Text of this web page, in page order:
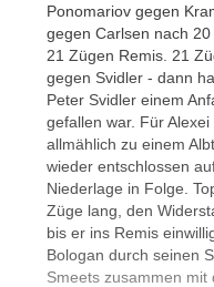
Ponomariov gegen
gegen Carlsen nach
21 Zügen Remis. 21
gegen Svidler - dann
Peter Svidler einem
gefallen war. Für
allmählich zu einem
wieder entschlossen
Niederlage in Folge.
Züge lang, den
bis er ins Remis
Bologan durch seinen
Smeets zusammen